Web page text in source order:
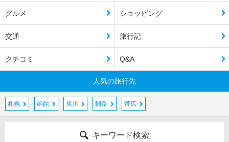
グルメ ショッピング
交通 旅行記
クチコミ Q&A
人気の旅行先
札幌 函館 旭川 釧路 帯広
キーワード検索